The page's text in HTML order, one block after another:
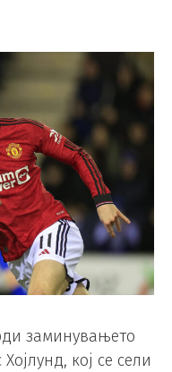
заминувањето
кој се сели